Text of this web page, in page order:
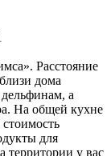
Расстояние
дома
а
На общей кухне
стоимость
для
территории у вас